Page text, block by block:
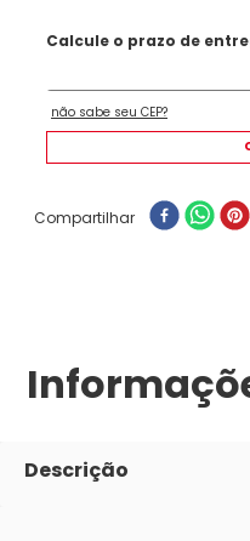
Compartilhar
Descrição